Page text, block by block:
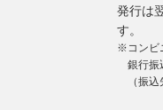
発行は
す。
※コンビ
銀行振
（振